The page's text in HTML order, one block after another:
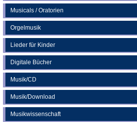
Musicals / Oratorien
Orgelmusik
Lieder für Kinder
Digitale Bücher
Musik/CD
Musik/Download
Musikwissenschaft